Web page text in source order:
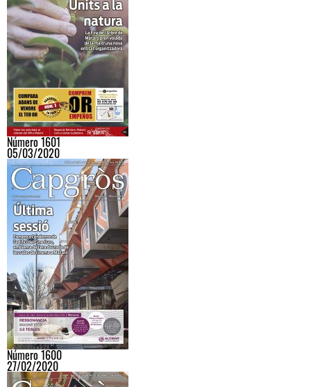
Número 1601
05/03/2020
Número 1600
27/02/2020